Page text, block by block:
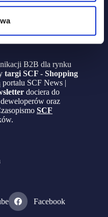
B2B dla rynku
targi SCF - Shopping
portalu SCF News |
dociera do
oraz
SCF
Facebook